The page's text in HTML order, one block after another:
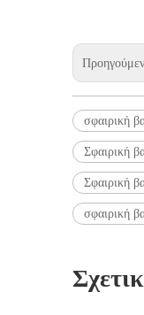
σφαιρική
Σφαιρική
Σφαιρική
σφαιρική